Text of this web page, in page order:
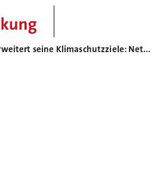
Henkel erweitert seine Klimaschutzziele: Net-Zero bis 2045